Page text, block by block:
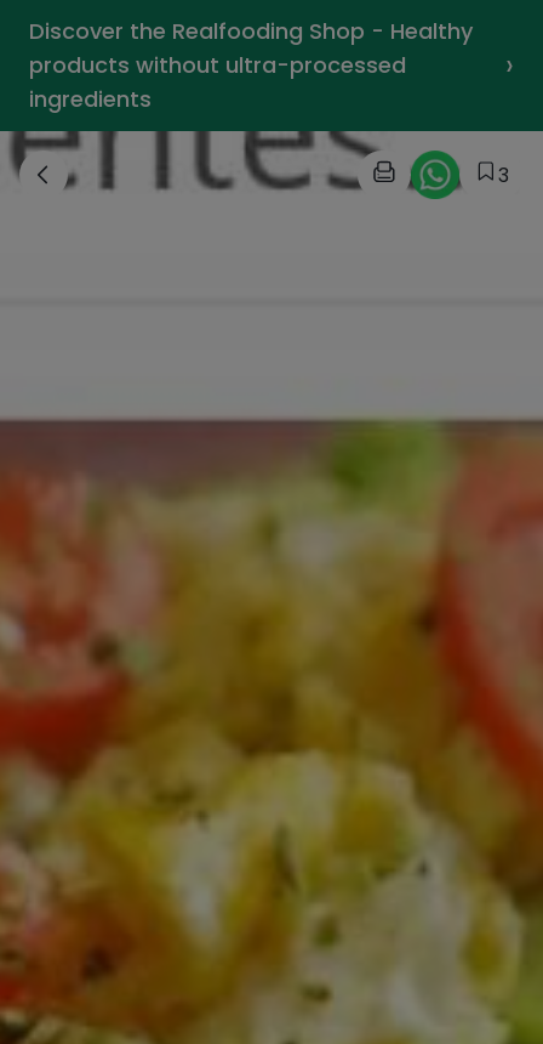
Discover the Realfooding Shop - Healthy
products without ultra-processed
ingredients
›
3